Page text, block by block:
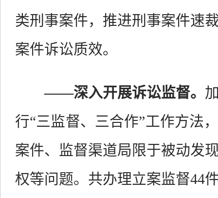
类刑事案件， 推进刑事案件速
案件诉讼质效。
——深入开展诉讼监督。
行“三监督、三合作”工作方法
案件、监督渠道局限于被动发
权等问题。共办理立案监督44